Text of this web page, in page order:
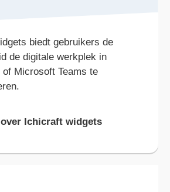
biedt gebruikers de
de digitale werkplek in
of Microsoft Teams te
Ichicraft widgets